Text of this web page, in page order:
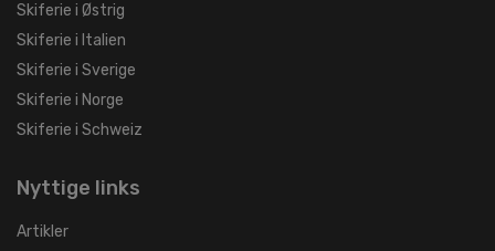
Skiferie i Østrig
Skiferie i Italien
Skiferie i Sverige
Skiferie i Norge
Skiferie i Schweiz
Nyttige links
Artikler